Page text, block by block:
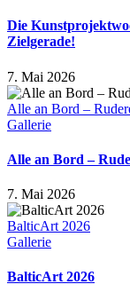
Die
Zielgerade!
7. Mai 2026
Alle an Bord –
Gallerie
Alle an Bord –
7. Mai 2026
BalticArt 2026
Gallerie
BalticArt 2026